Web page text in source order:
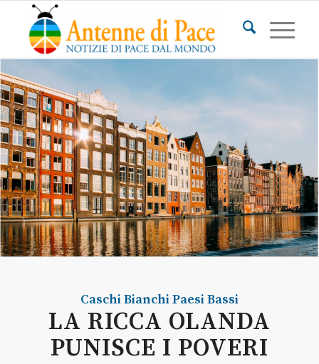
Caschi BianchiPaesi Bassi
LA RICCA OLANDA
PUNISCE I POVERI